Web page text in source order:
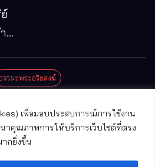
เพื่อมอบประสบการณ์การใช้งาน
คุณภาพการให้บริการเว็บไซต์ที่ตรง
กยิ่งขึ้น
า
ม่
รรมะพระอริยสงฆ์
ดที่สําคัญ